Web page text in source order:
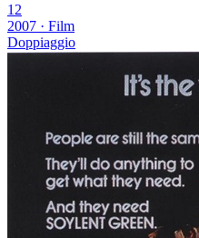
12
2007 · Film
Doppiaggio